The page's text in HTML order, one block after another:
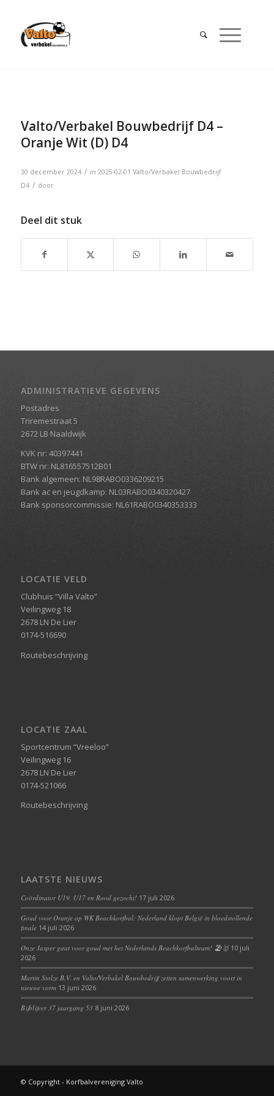
Valto/Verbakel Bouwbedrijf D4 –
Oranje Wit (D) D4
30 december 2024 / in 2025-02-01 Valto/Verbakel Bouwbedrijf
D4 / door
Deel dit stuk
ADMINISTRATIEVE GEGEVENS
Postadres
Triremestraat 5
2672 LB Naaldwijk
KVK nr: 40397441
BTW nr: NL816557512B01
Bank algemeen: NL98RABO0336209215
Bank ac en jeugdkamp: NL03RABO0340320427
Bank sponsorcommissie: NL61RABO0340353333
LOCATIE VELD
Clubhuis “Villa Valto”
Veilingweg 18
2678 LN De Lier
0174-516690
Routebeschrijving
LOCATIE ZAAL
Sportcentrum “Vreeloo”
Veilingweg 16
2678 LN De Lier
0174-521066
Routebeschrijving
LAATSTE NIEUWS
Coördinator U19, U17 en Rood gezocht! 17 juli 2026
Goud voor Oranje op WK Beachkorfbal: Nederland klopt België in bloedstollende
finale 14 juli 2026
Onze Jasper gaat voor goud met het Nederlands Beachkorfbalteam! 🏖️🥇 10 juli
2026
Martin Stolze B.V. en Valto/Verbakel Bouwbedrijf zetten samenwerking voort in
nieuwe vorm 13 juni 2026
Bijblijver 37 jaargang 53 8 juni 2026
© Copyright - Korfbalvereniging Valto